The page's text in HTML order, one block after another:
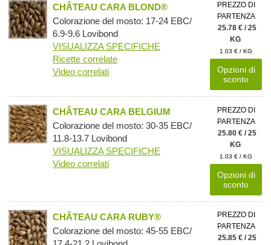
CHÂTEAU CARA BLOND®
Colorazione del mosto: 17-24 EBC/
6.9-9.6 Lovibond
VISUALIZZA SPECIFICHE
Ricette correlate
Video correlati
PREZZO DI
PARTENZA
25.78 € / 25
KG
1.03 € / KG
Opzioni di
sconto
CHÂTEAU CARA BELGIUM
Colorazione del mosto: 30-35 EBC/
11.8-13.7 Lovibond
VISUALIZZA SPECIFICHE
Video correlati
PREZZO DI
PARTENZA
25.80 € / 25
KG
1.03 € / KG
Opzioni di
sconto
CHÂTEAU CARA RUBY®
Colorazione del mosto: 45-55 EBC/
PREZZO DI
PARTENZA
25.85 € / 25